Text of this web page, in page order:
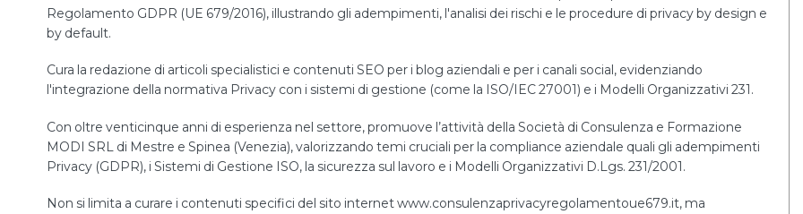
Regolamento GDPR (UE 679/2016), illustrando gli adempimenti, l'analisi dei rischi e le procedure di privacy by design e
by default.
Cura la redazione di articoli specialistici e contenuti SEO per i blog aziendali e per i canali social, evidenziando
l'integrazione della normativa Privacy con i sistemi di gestione (come la ISO/IEC 27001) e i Modelli Organizzativi 231.
Con oltre venticinque anni di esperienza nel settore, promuove l’attività della Società di Consulenza e Formazione
MODI SRL di Mestre e Spinea (Venezia), valorizzando temi cruciali per la compliance aziendale quali gli adempimenti
Privacy (GDPR), i Sistemi di Gestione ISO, la sicurezza sul lavoro e i Modelli Organizzativi D.Lgs. 231/2001.
Non si limita a curare i contenuti specifici del sito internet www.consulenzaprivacyregolamentoue679.it, ma